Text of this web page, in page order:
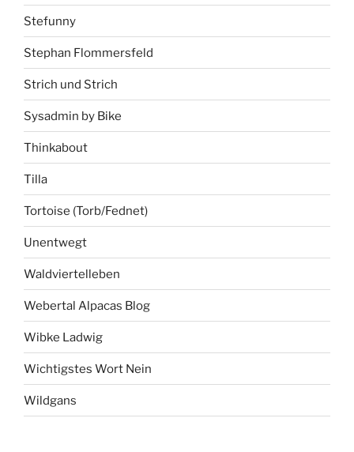
Stefunny
Stephan Flommersfeld
Strich und Strich
Sysadmin by Bike
Thinkabout
Tilla
Tortoise (Torb/Fednet)
Unentwegt
Waldviertelleben
Webertal Alpacas Blog
Wibke Ladwig
Wichtigstes Wort Nein
Wildgans